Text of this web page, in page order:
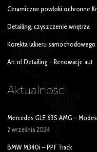
Ceramiczne powłoki ochronne
Detailing, czyszczenie wnętrza
Korekta lakieru samochodowego
Art of Detailing – Renowacje aut
Aktualności
Mercedes GLE 63S AMG –
2 września 2024
BMW M340i – PPF Track